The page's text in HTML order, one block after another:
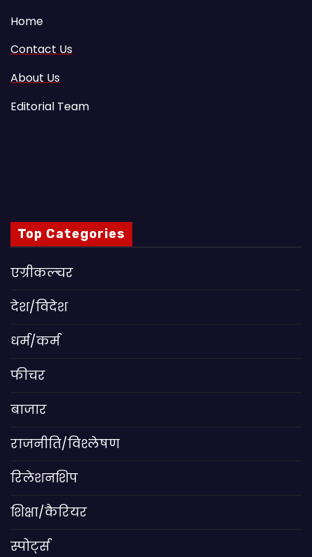
Home
Contact Us
About Us
Editorial Team
Top Categories
एग्रीकल्चर
देश/विदेश
धर्म/कर्म
फीचर
बाजार
राजनीति/विश्लेषण
रिलेशनशिप
शिक्षा/कैरियर
स्पोर्ट्स